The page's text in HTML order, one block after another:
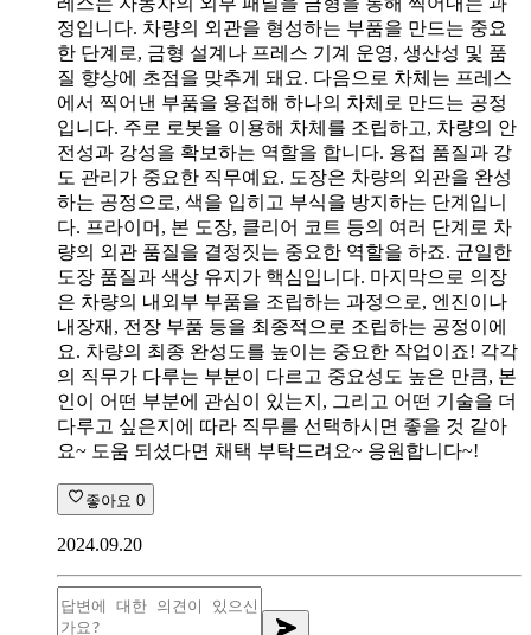
정입니다. 차량의 외관을 형성하는 부품을 만드는 중요
한 단계로, 금형 설계나 프레스 기계 운영, 생산성 및 품
질 향상에 초점을 맞추게 돼요. 다음으로 차체는 프레스
에서 찍어낸 부품을 용접해 하나의 차체로 만드는 공정
입니다. 주로 로봇을 이용해 차체를 조립하고, 차량의 안
전성과 강성을 확보하는 역할을 합니다. 용접 품질과 강
도 관리가 중요한 직무예요. 도장은 차량의 외관을 완성
하는 공정으로, 색을 입히고 부식을 방지하는 단계입니
다. 프라이머, 본 도장, 클리어 코트 등의 여러 단계로 차
량의 외관 품질을 결정짓는 중요한 역할을 하죠. 균일한
도장 품질과 색상 유지가 핵심입니다. 마지막으로 의장
은 차량의 내외부 부품을 조립하는 과정으로, 엔진이나
내장재, 전장 부품 등을 최종적으로 조립하는 공정이에
요. 차량의 최종 완성도를 높이는 중요한 작업이죠! 각각
의 직무가 다루는 부분이 다르고 중요성도 높은 만큼, 본
인이 어떤 부분에 관심이 있는지, 그리고 어떤 기술을 더
다루고 싶은지에 따라 직무를 선택하시면 좋을 것 같아
요~ 도움 되셨다면 채택 부탁드려요~ 응원합니다~!
좋아요 0
2024.09.20